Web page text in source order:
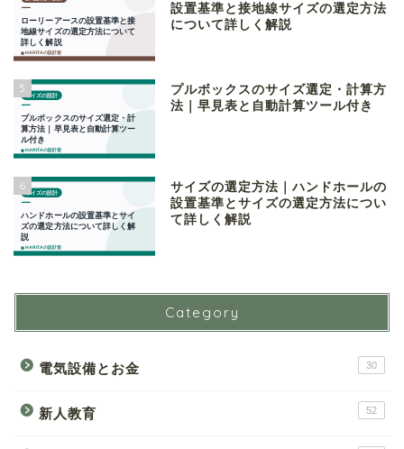
設置基準と接地線サイズの選定方法
について詳しく解説
5
プルボックスのサイズ選定・計算方
法｜早見表と自動計算ツール付き
6
サイズの選定方法｜ハンドホールの
設置基準とサイズの選定方法につい
て詳しく解説
Category
電気設備とお金 30
新人教育 52